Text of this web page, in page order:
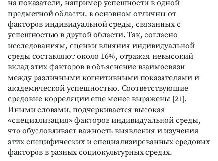
на показатели, например успешности в одной
предметной области, в основном отличны от
факторов индивидуальной среды, связанных с
успешностью в другой области. Так, согласно
исследованиям, оценки влияния индивидуальной
среды составляют около 16%, отражая невысокий
вклад этих факторов в объяснение взаимосвязи
между различными когнитивными показателями и
академической успешностью. Соответствующие
средовые корреляции еще менее выражены [21].
Иными словами, подчеркивается высокая
«специализация» факторов индивидуальной среды,
что обусловливает важность выявления и изучения
этих специфических и специализированных средовых
факторов в разных социокультурных средах.